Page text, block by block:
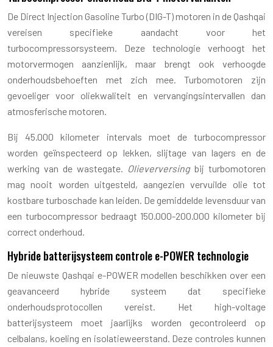
De Direct Injection Gasoline Turbo (DIG-T) motoren in de Qashqai
vereisen specifieke aandacht voor het
turbocompressorsysteem. Deze technologie verhoogt het
motorvermogen aanzienlijk, maar brengt ook verhoogde
onderhoudsbehoeften met zich mee. Turbomotoren zijn
gevoeliger voor oliekwaliteit en vervangingsintervallen dan
atmosferische motoren.
Bij 45.000 kilometer intervals moet de turbocompressor
worden geïnspecteerd op lekken, slijtage van lagers en de
werking van de wastegate. Olieverversingbij turbomotoren
mag nooit worden uitgesteld, aangezien vervuilde olie tot
kostbare turboschade kan leiden. De gemiddelde levensduur van
een turbocompressor bedraagt 150.000-200.000 kilometer bij
correct onderhoud.
Hybride batterijsysteem controle e-POWER technologie
De nieuwste Qashqai e-POWER modellen beschikken over een
geavanceerd hybride systeem dat specifieke
onderhoudsprotocollen vereist. Het high-voltage
batterijsysteem moet jaarlijks worden gecontroleerd op
celbalans, koeling en isolatieweerstand. Deze controles kunnen